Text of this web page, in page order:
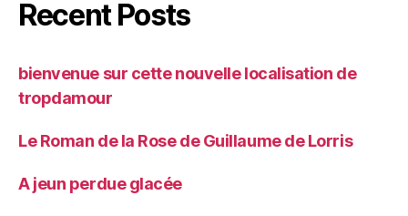
Recent Posts
bienvenue sur cette nouvelle localisation de
tropdamour
Le Roman de la Rose de Guillaume de Lorris
A jeun perdue glacée